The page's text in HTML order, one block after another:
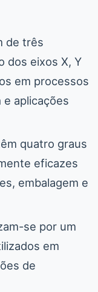
de três
dos eixos X, Y
em processos
e aplicações
quatro graus
eficazes
embalagem e
se por um
em
de